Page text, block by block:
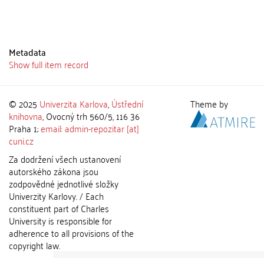
Metadata
Show full item record
© 2025 Univerzita Karlova,Ústřední
knihovna, Ovocný trh 560/5, 116 36
Praha 1;email: admin-repozitar [at]
cuni.cz
Za dodržení všech ustanovení
autorského zákona jsou
zodpovědné jednotlivé složky
Univerzity Karlovy. / Each
constituent part of Charles
University is responsible for
adherence to all provisions of the
copyright law.
Theme by